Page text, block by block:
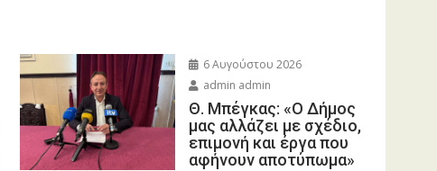
6 Αυγούστου 2026
admin admin
Θ. Μπέγκας: «Ο Δήμος
μας αλλάζει με σχέδιο,
επιμονή και έργα που
αφήνουν αποτύπωμα»